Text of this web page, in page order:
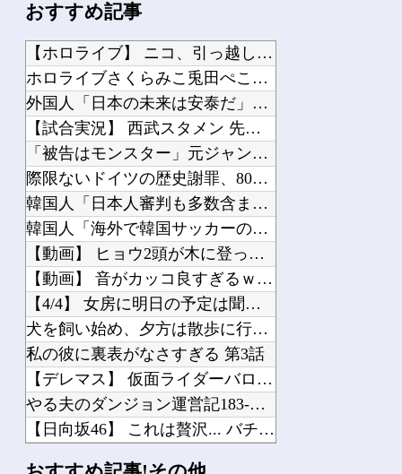
おすすめ記事
【ホロライブ】 ニコ、引っ越し先に洗濯機置き場がない
ホロライブさくらみこ兎田ぺこら「ぺこみこ」人気キャラがわかるランキング！らしんば...
外国人「日本の未来は安泰だ」16歳MF三井寺眞、衝撃ゴール！久保建英超え歴代2位...
【試合実況】 西武スタメン 先発:高橋光成（2026.8.7）
「被告はモンスター」元ジャンポケ斉藤慎二被告に懲役７年求刑でほぼ実刑確実？弁護側...
際限ないドイツの歴史謝罪、80年前のホロコースト被害者に賠償…「日本はドイツを見...
韓国人「日本人審判も多数含まれていたサッカー協会の衝撃的な接待リストに衝撃の声！...
韓国人「海外で韓国サッカーの2002年ベスト4の実力は、実際にはどれくらい認めら...
【動画】 ヒョウ2頭が木に登って激しい戦い
【動画】 音がカッコ良すぎるｗ！！でっかい「三角定規」のブーメラン！！
【4/4】 女房に明日の予定は聞いていないが、デートにでも誘ってみる。多分断られ...
犬を飼い始め、夕方は散歩に行っていた。公園で話すようになったおばちゃんが息子を紹...
私の彼に裏表がなさすぎる 第3話
【デレマス】 仮面ライダーバロンＰ第２話「蒼翼の乙女」
やる夫のダンジョン運営記183-雑談所ネタ118 懺悔小ネタ「創刻のファイアホイ...
【日向坂46】 これは贅沢... バチバチにキメるモデルメンバーこちら